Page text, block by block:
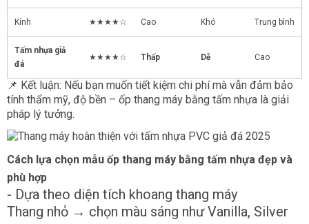
Kính ★★★★☆ Cao Khó Trung bình
Tấm nhựa giả
đá
★★★★☆ Thấp Dễ Cao
📌 Kết luận: Nếu bạn muốn tiết kiệm chi phí mà vẫn đảm bảo
tính thẩm mỹ, độ bền – ốp thang máy bằng tấm nhựa là giải
pháp lý tưởng.
Cách lựa chọn mẫu ốp thang máy bằng tấm nhựa đẹp và
phù hợp
- Dựa theo diện tích khoang thang máy
Thang nhỏ → chọn màu sáng như Vanilla, Silver